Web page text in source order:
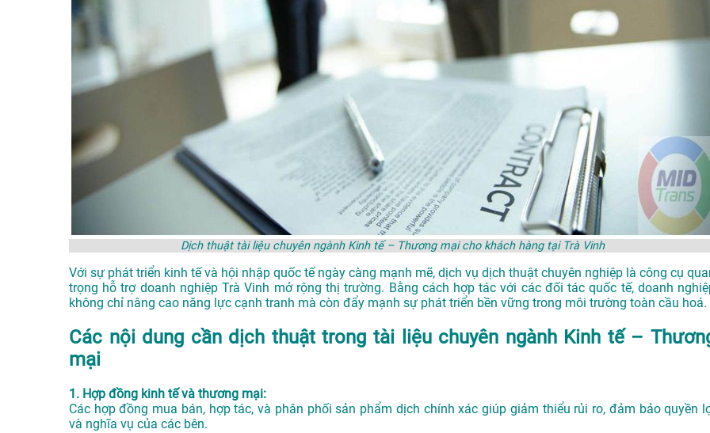
Dịch thuật tài liệu chuyên ngành Kinh tế – Thương mại cho khách hàng tại Trà Vinh
Với sự phát triển kinh tế và hội nhập quốc tế ngày càng mạnh mẽ, dịch vụ dịch thuật chuyên nghiệp là công cụ
trọng hỗ trợ doanh nghiệp Trà Vinh mở rộng thị trường. Bằng cách hợp tác với các đối tác quốc tế, doanh
không chỉ nâng cao năng lực cạnh tranh mà còn đẩy mạnh sự phát triển bền vững trong môi trường toàn cầu hoá.
Các nội dung cần dịch thuật trong tài liệu chuyên ngành Kinh tế –
mại
1. Hợp đồng kinh tế và thương mại:
Các hợp đồng mua bán, hợp tác, và phân phối sản phẩm dịch chính xác giúp giảm thiểu rủi ro, đảm bảo quyền
và nghĩa vụ của các bên.